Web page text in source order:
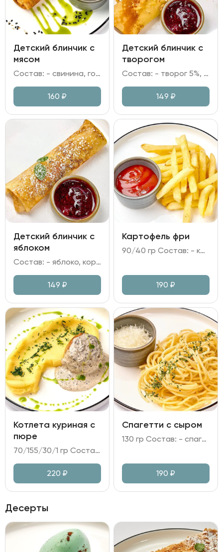
Детский блинчик с
мясом
Состав: - свинина, говядина, лук репчатый; - мука, яйцо куриное, молоко, сахар; - сметана.
160 ₽
Детский блинчик с
творогом
Состав: - творог 5%, крупа манная; - мука, яйцо куриное, молоко; - брусничное варенье; - грецкий орех, сахарная пудра.
149 ₽
Детский блинчик с
яблоком
Состав: - яблоко, корица; - мука, яйцо куриное, молоко; - брусничное варенье; - сахарная пудра, мята.
149 ₽
Картофель фри
90/40 гр Состав: - картофель фри; - кетчуп, соль.
190 ₽
Котлета куриная с
пюре
70/155/30/1 гр Состав: - котлеты из куриного филе; - пюре картофельное; - соус грибной на сливках; - зелень.
220 ₽
Спагетти с сыром
130 гр Состав: - спагетти; - сыр Памрмезан, масло сливочное.
190 ₽
Десерты